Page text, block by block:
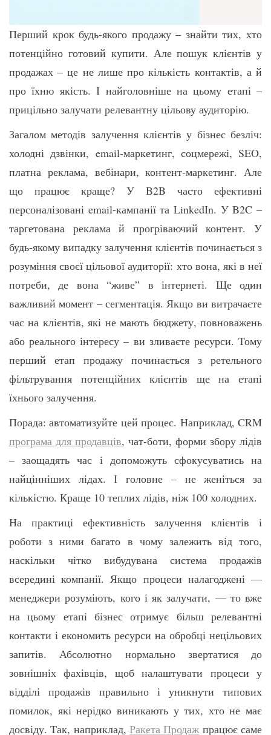
Перший крок будь-якого продажу – знайти тих, хто
потенційно готовий купити. Але пошук клієнтів у
продажах – це не лише про кількість контактів, а й
про їхню якість. І найголовніше на цьому етапі –
прицільно залучати релевантну цільову аудиторію.
Загалом методів залучення клієнтів у бізнес безліч:
холодні дзвінки, email-маркетинг, соцмережі, SEO,
платна реклама, вебінари, контент-маркетинг. Але
що працює краще? У B2B часто ефективні
персоналізовані email-кампанії та LinkedIn. У B2C –
таргетована реклама й прогріваючий контент. У
будь-якому випадку залучення клієнтів починається з
розуміння своєї цільової аудиторії: хто вона, які в неї
потреби, де вона “живе” в інтернеті. Ще один
важливий момент – сегментація. Якщо ви витрачаєте
час на клієнтів, які не мають бюджету, повноважень
або реального інтересу – ви зливаєте ресурси. Тому
перший етап продажу починається з ретельного
фільтрування потенційних клієнтів ще на етапі
їхнього залучення.
Порада: автоматизуйте цей процес. Наприклад, CRM
програма для продавців, чат-боти, форми збору лідів
– заощадять час і допоможуть сфокусуватись на
найцінніших лідах. І головне – не женіться за
кількістю. Краще 10 теплих лідів, ніж 100 холодних.
На практиці ефективність залучення клієнтів і
роботи з ними багато в чому залежить від того,
наскільки чітко вибудувана система продажів
всередині компанії. Якщо процеси налагоджені —
менеджери розуміють, кого і як залучати, — то вже
на цьому етапі бізнес отримує більш релевантні
контакти і економить ресурси на обробці нецільових
запитів. Абсолютно нормально звертатися до
зовнішніх фахівців, щоб налаштувати процеси у
відділі продажів правильно і уникнути типових
помилок, які нерідко виникають у тих, хто не має
досвіду. Так, наприклад, Ракета Продажпрацює саме